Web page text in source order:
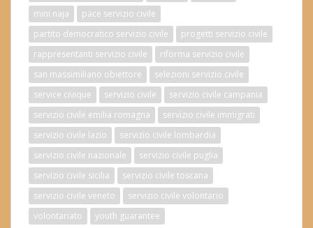
mini naja
pace servizio civile
partito democratico servizio civile
progetti servizio civile
rappresentanti servizio civile
riforma servizio civile
san massimiliano obiettore
selezioni servizio civile
service civique
servizio civile
servizio civile campania
servizio civile emilia romagna
servizio civile immigrati
servizio civile lazio
servizio civile lombardia
servizio civile nazionale
servizio civile puglia
servizio civile sicilia
servizio civile toscana
servizio civile veneto
servizio civile volontario
volontariato
youth guarantee